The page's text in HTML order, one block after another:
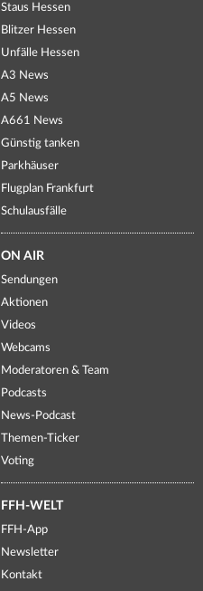
Staus Hessen
Blitzer Hessen
Unfälle Hessen
A3 News
A5 News
A661 News
Günstig tanken
Parkhäuser
Flugplan Frankfurt
Schulausfälle
ON AIR
Sendungen
Aktionen
Videos
Webcams
Moderatoren & Team
Podcasts
News-Podcast
Themen-Ticker
Voting
FFH-WELT
FFH-App
Newsletter
Kontakt